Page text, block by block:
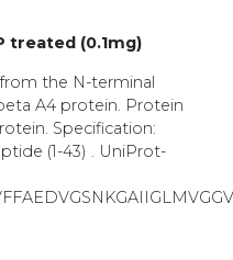
treated (0.1mg)
the N-terminal
A4 protein. Protein
Specification:
(1-43) . UniProt-